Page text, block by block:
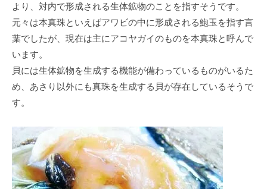
より、対内で形成される生体鉱物のことを指すそうです。
元々は本真珠といえばアワビの中に形成される鮑玉を指す言
葉でしたが、現在は主にアコヤガイのものを本真珠と呼んで
います。
貝には生体鉱物を生成する機能が備わっているものがいるた
め、あさり以外にも真珠を生成する貝が存在しているそうで
す。